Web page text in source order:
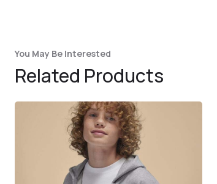
You May Be Interested
Related Products